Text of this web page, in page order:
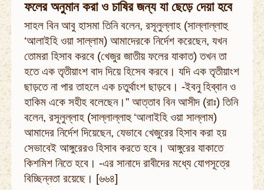
ফলের অনুমান করা ও চাষির জন্য যা ছেড়ে দেয়া হবে
সাহল বিন আবু হাসমা তিনি বলেন, রসূলুল্লাহ (সাল্লাল্লাহু
‘আলাইহি ওয়া সাল্লাম) আমাদেরকে নির্দেশ করেছেন, যখন
তোমরা হিসাব করবে (খেজুর জাতীয় ফলের যাকাত) তখন তা
হতে এক তৃতীয়াংশ বাদ দিয়ে হিসেব করবে। যদি এক তৃতীয়াংশ
ছাড়তে না পার তাহলে এক চতুর্থাংশ ছাড়বে। -ইবনু হিব্বান ও
হাকিম একে সহীহ বলেছেন।” আত্তাব বিন আসীদ (রাঃ) তিনি
বলেন, রসূলুল্লাহ (সাল্লাল্লাহু ‘আলাইহি ওয়া সাল্লাম)
আমাদের নির্দেশ দিয়েছেন, যেভাবে খেজুরের হিসাব করা হয়
সেভাবেই আঙ্গুরেরও হিসাব করতে হবে। আঙ্গুরের যাকাতে
কিশমিশ নিতে হবে। -এর সানাদে রাবীদের মধ্যে যোগসূত্রে
বিচ্ছিন্নতা রয়েছে। [৬৬৪]